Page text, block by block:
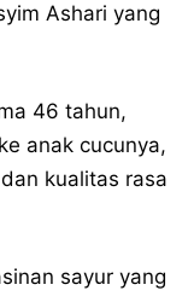
Ashari yang
46 tahun,
anak cucunya,
kualitas rasa
sayur yang